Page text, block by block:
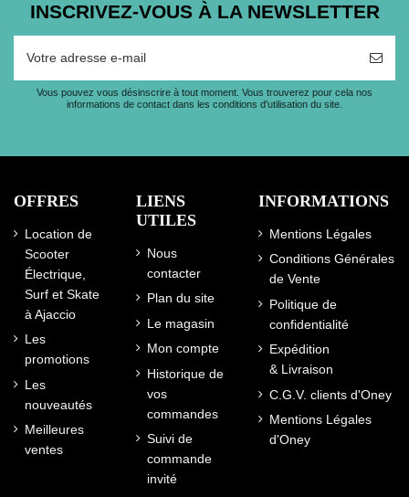
INSCRIVEZ-VOUS À LA NEWSLETTER
Vous pouvez vous désinscrire à tout moment. Vous trouverez pour cela nos
informations de contact dans les conditions d'utilisation du site.
OFFRES
Location de
Scooter
Électrique,
Surf et Skate
à Ajaccio
Les
promotions
Les
nouveautés
Meilleures
ventes
LIENS
UTILES
Nous
contacter
Plan du site
Le magasin
Mon compte
Historique de
vos
commandes
Suivi de
commande
invité
INFORMATIONS
Mentions Légales
Conditions Générales
de Vente
Politique de
confidentialité
Expédition
& Livraison
C.G.V. clients d'Oney
Mentions Légales
d'Oney